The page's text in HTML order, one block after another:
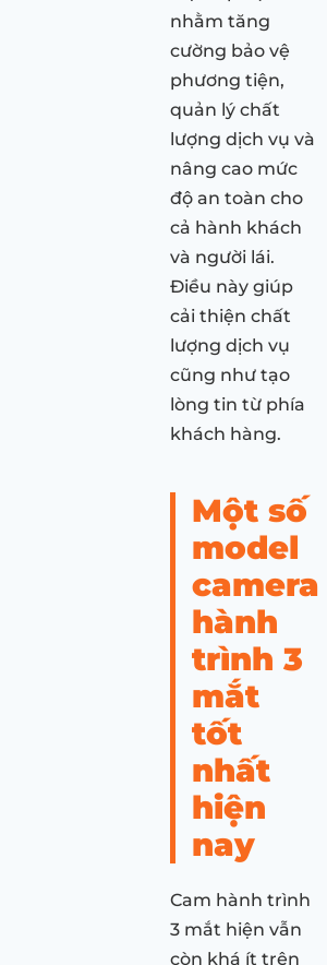
nhằm tăng
cường bảo vệ
phương tiện,
quản lý chất
lượng dịch vụ và
nâng cao mức
độ an toàn cho
cả hành khách
và người lái.
Điều này giúp
cải thiện chất
lượng dịch vụ
cũng như tạo
lòng tin từ phía
khách hàng.
Một số
model
camera
hành
trình 3
mắt
tốt
nhất
hiện
nay
Cam hành trình
3 mắt hiện vẫn
còn khá ít trên